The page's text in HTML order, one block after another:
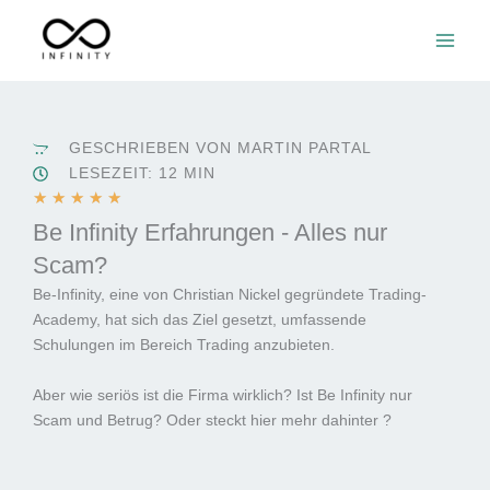
springen
GESCHRIEBEN VON MARTIN PARTAL
LESEZEIT: 12 MIN
★ ★ ★ ★ ★
e
w
r
t
e
m
i
Be Infinity Erfahrungen - Alles nur
Scam?
Be-Infinity, eine von Christian Nickel gegründete Trading-
Academy, hat sich das Ziel gesetzt, umfassende
Schulungen im Bereich Trading anzubieten.
Aber wie seriös ist die Firma wirklich? Ist Be Infinity nur
Scam und Betrug? Oder steckt hier mehr dahinter ?